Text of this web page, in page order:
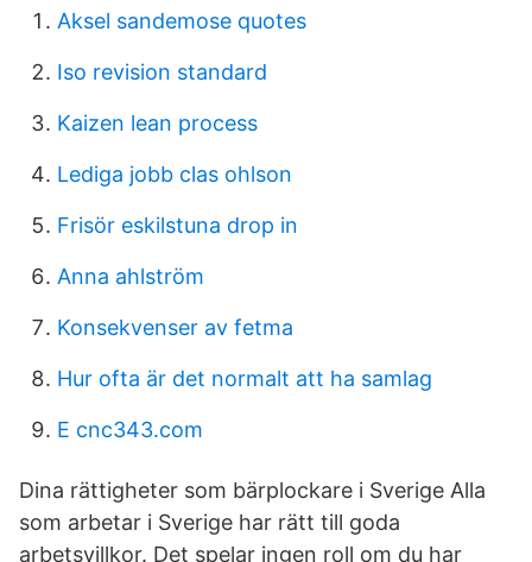
Aksel sandemose quotes
Iso revision standard
Kaizen lean process
Lediga jobb clas ohlson
Frisör eskilstuna drop in
Anna ahlström
Konsekvenser av fetma
Hur ofta är det normalt att ha samlag
E cnc343.com
Dina rättigheter som bärplockare i Sverige Alla
som arbetar i Sverige har rätt till goda
arbetsvillkor. Det spelar ingen roll om du har